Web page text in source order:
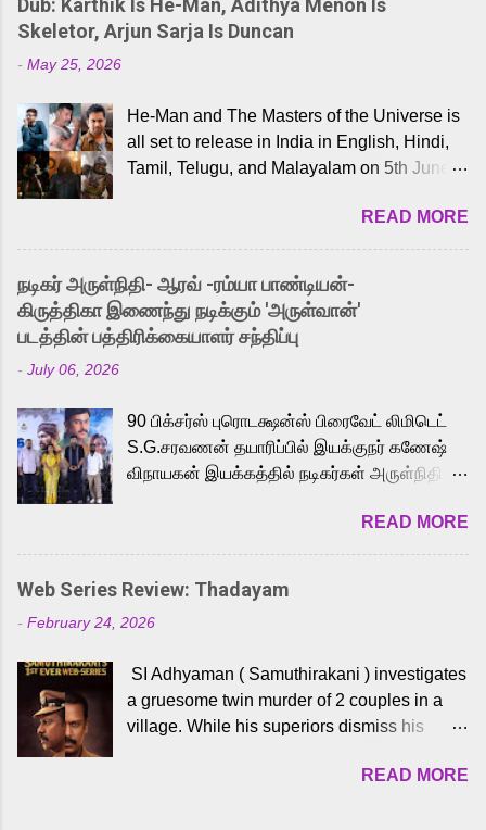
Dub: Karthik Is He-Man, Adithya Menon Is
Skeletor, Arjun Sarja Is Duncan
- May 25, 2026
He-Man and The Masters of the Universe is
all set to release in India in English, Hindi,
Tamil, Telugu, and Malayalam on 5th June,
received a lot of love from cult He-Man fans
and offered audiences an exciting glimpse
into the world of Eternia, the recently
released Tamil trailer has also generated
strong excitement among Tamil audiences.
Adding to the growing buzz is the film’s
to the iconic superhero He-Man. Known for
memorable songs like “Behene De” from
Raavan, “Oru Maalai” from Ghajini, and
loved for his versatile voice and strong
command over multiple languages, making
him a strong fit for the legendary character.
cinema, voices the menacing Skeletor
across the Tamil, Malayalam, and Telugu
versions. Joining them is Action King Arjun...
READ MORE
நடிகர் அருள்நிதி- ஆரவ் -ரம்யா பாண்டியன்-
கிருத்திகா இணைந்து நடிக்கும் 'அருள்வான்'
படத்தின் பத்திரிக்கையாளர் சந்திப்பு
- July 06, 2026
90 பிக்சர்ஸ் புரொடக்ஷன்ஸ் பிரைவேட் லிமிடெட்
S.G.சரவணன் தயாரிப்பில் இயக்குநர் கணேஷ்
விநாயகன் இயக்கத்தில் நடிகர்கள் அருள்நிதி -
முக்கிய வேடத்தில் இணைந்து நடித்திருக்கும்
'அருள்வான்' திரைப்படத்தினை
பத்திரிக்கையாளர் சந்திப்பு சென்னையில்
நடைபெற்றது. இயக்குநர் கணேஷ் விநாயகன்
இயக்கத்தில் உருவாகியுள்ள 'அருள்வான்'
வெங்கட், ரம்யா பாண்டியன், வி டி வி கணேஷ் ,
ஜான் விஜய், பேபி கிருத்திகா, 'பருத்திவீரன்'
சரவணன், ஹரிஷ் உத்தமன் உள்ளிட்ட பலர்
செய்திருக்கும் இந்த திரைப்படத்திற்கு ஜீ. வி.
READ MORE
Web Series Review: Thadayam
- February 24, 2026
SI Adhyaman ( Samuthirakani ) investigates
a gruesome twin murder of 2 couples in a
village. While his superiors dismiss his
Sshivada ) believes in him and makes him
READ MORE